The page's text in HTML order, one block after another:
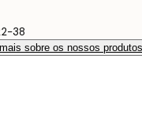
38
sobre os nossos produtos